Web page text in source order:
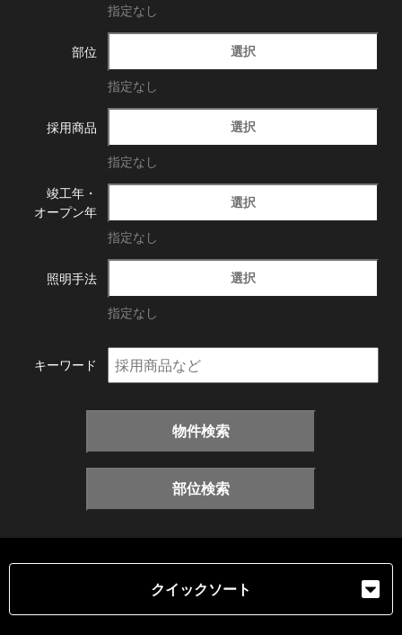
指定なし
部位 選択
指定なし
採用商品 選択
指定なし
竣工年・
オープン年
選択
指定なし
照明手法 選択
指定なし
キーワード
物件検索
部位検索
クイックソート